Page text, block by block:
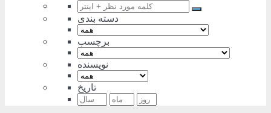
دسته بندی
برچسب
نویسنده
تاریخ